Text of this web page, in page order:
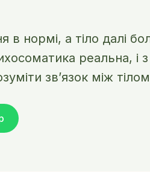
в нормі, а тіло далі
реальна, і
зв’язок між